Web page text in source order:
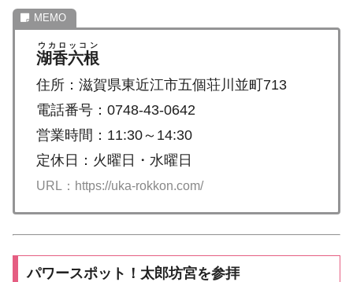
湖香六根
ウカロッコン
住所：滋賀県東近江市五個荘川並町713
電話番号：0748-43-0642
営業時間：11:30～14:30
定休日：火曜日・水曜日
URL：https://uka-rokkon.com/
パワースポット！太郎坊宮を参拝